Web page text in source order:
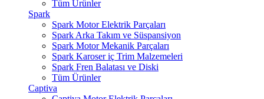
Tüm Ürünler
Spark
Spark Motor Elektrik Parçaları
Spark Arka Takım ve Süspansiyon
Spark Motor Mekanik Parçaları
Spark Karoser iç Trim Malzemeleri
Spark Fren Balatası ve Diski
Tüm Ürünler
Captiva